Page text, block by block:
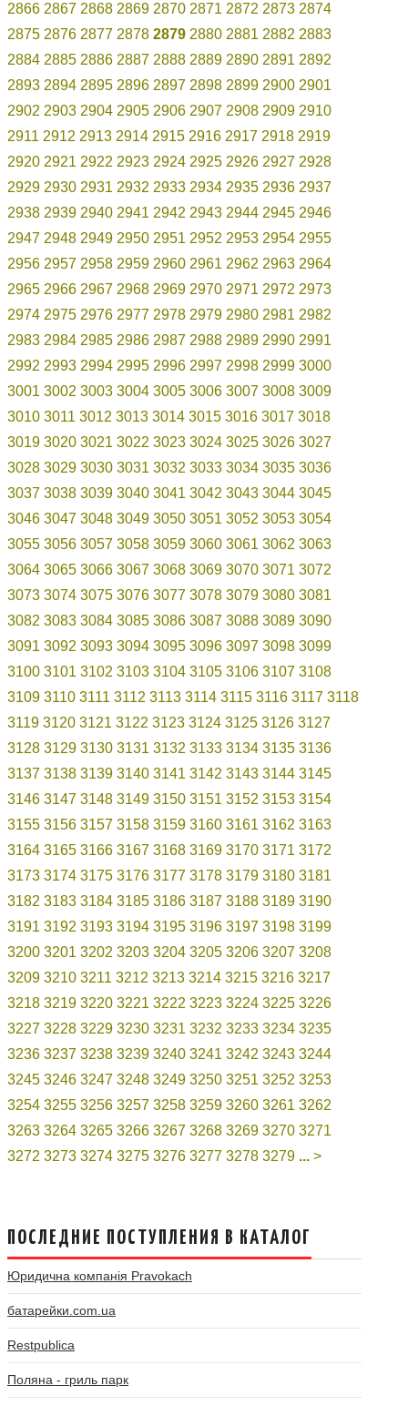
2866 2867 2868 2869 2870 2871 2872 2873 2874
2875 2876 2877 2878 2879 2880 2881 2882 2883
2884 2885 2886 2887 2888 2889 2890 2891 2892
2893 2894 2895 2896 2897 2898 2899 2900 2901
2902 2903 2904 2905 2906 2907 2908 2909 2910
2911 2912 2913 2914 2915 2916 2917 2918 2919
2920 2921 2922 2923 2924 2925 2926 2927 2928
2929 2930 2931 2932 2933 2934 2935 2936 2937
2938 2939 2940 2941 2942 2943 2944 2945 2946
2947 2948 2949 2950 2951 2952 2953 2954 2955
2956 2957 2958 2959 2960 2961 2962 2963 2964
2965 2966 2967 2968 2969 2970 2971 2972 2973
2974 2975 2976 2977 2978 2979 2980 2981 2982
2983 2984 2985 2986 2987 2988 2989 2990 2991
2992 2993 2994 2995 2996 2997 2998 2999 3000
3001 3002 3003 3004 3005 3006 3007 3008 3009
3010 3011 3012 3013 3014 3015 3016 3017 3018
3019 3020 3021 3022 3023 3024 3025 3026 3027
3028 3029 3030 3031 3032 3033 3034 3035 3036
3037 3038 3039 3040 3041 3042 3043 3044 3045
3046 3047 3048 3049 3050 3051 3052 3053 3054
3055 3056 3057 3058 3059 3060 3061 3062 3063
3064 3065 3066 3067 3068 3069 3070 3071 3072
3073 3074 3075 3076 3077 3078 3079 3080 3081
3082 3083 3084 3085 3086 3087 3088 3089 3090
3091 3092 3093 3094 3095 3096 3097 3098 3099
3100 3101 3102 3103 3104 3105 3106 3107 3108
3109 3110 3111 3112 3113 3114 3115 3116 3117 3118
3119 3120 3121 3122 3123 3124 3125 3126 3127
3128 3129 3130 3131 3132 3133 3134 3135 3136
3137 3138 3139 3140 3141 3142 3143 3144 3145
3146 3147 3148 3149 3150 3151 3152 3153 3154
3155 3156 3157 3158 3159 3160 3161 3162 3163
3164 3165 3166 3167 3168 3169 3170 3171 3172
3173 3174 3175 3176 3177 3178 3179 3180 3181
3182 3183 3184 3185 3186 3187 3188 3189 3190
3191 3192 3193 3194 3195 3196 3197 3198 3199
3200 3201 3202 3203 3204 3205 3206 3207 3208
3209 3210 3211 3212 3213 3214 3215 3216 3217
3218 3219 3220 3221 3222 3223 3224 3225 3226
3227 3228 3229 3230 3231 3232 3233 3234 3235
3236 3237 3238 3239 3240 3241 3242 3243 3244
3245 3246 3247 3248 3249 3250 3251 3252 3253
3254 3255 3256 3257 3258 3259 3260 3261 3262
3263 3264 3265 3266 3267 3268 3269 3270 3271
3272 3273 3274 3275 3276 3277 3278 3279 ... >
ПОСЛЕДНИЕ ПОСТУПЛЕНИЯ В КАТАЛОГ
Юридична компанія Pravokach
батарейки.com.ua
Restpublica
Поляна - гриль парк